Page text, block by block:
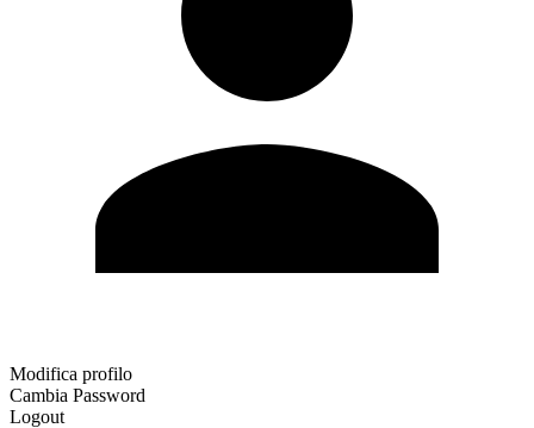
Modifica profilo
Cambia Password
Logout